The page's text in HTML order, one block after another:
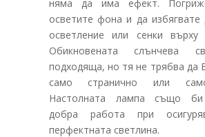
няма да има ефект.
осветите фона и да избягвате
осветление или сенки върху
Обикновената слънчева
подходяща, но тя не трябва да
само странично или
Настолната лампа също
добра работа при
перфектната светлина.